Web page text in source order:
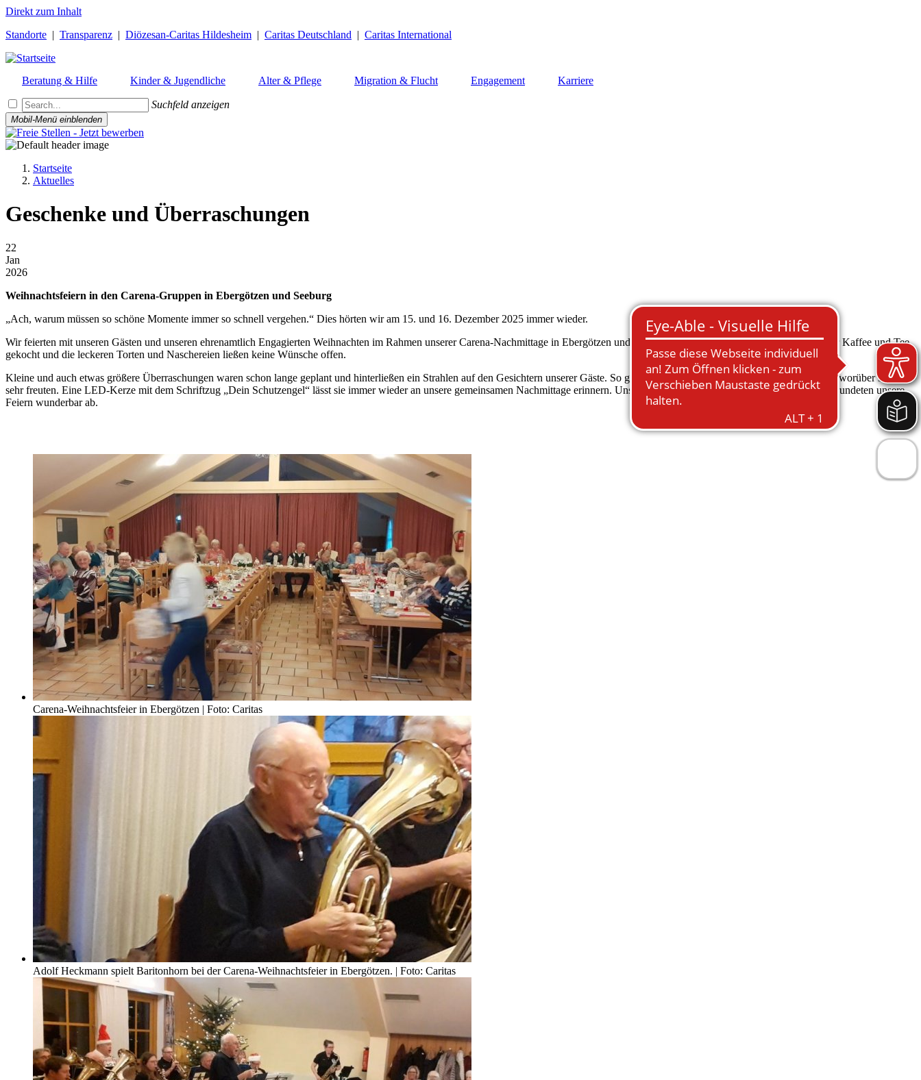
Direkt zum Inhalt
Standorte | Transparenz | Diözesan-Caritas Hildesheim | Caritas Deutschland | Caritas International
Beratung & Hilfe Kinder & Jugendliche Alter & Pflege Migration & Flucht Engagement Karriere
Suchfeld anzeigen
Mobil-Menü einblenden
Pfadnavigation
Startseite
Aktuelles
Geschenke und Überraschungen
22
Jan
2026
Weihnachtsfeiern in den Carena-Gruppen in Ebergötzen und Seeburg
„Ach, warum müssen so schöne Momente immer so schnell vergehen.“ Dies hörten wir am 15. und 16. Dezember 2025 immer wieder.
Wir feierten mit unseren Gästen und unseren ehrenamtlich Engagierten Weihnachten im Rahmen unserer Carena-Nachmittage in Ebergötzen und Seeburg. Die Tische waren festlich gedeckt, der Kaffee und Tee
gekocht und die leckeren Torten und Naschereien ließen keine Wünsche offen.
Kleine und auch etwas größere Überraschungen waren schon lange geplant und hinterließen ein Strahlen auf den Gesichtern unserer Gäste. So gab es für jeden von ihnen ein kleines Geschenk, worüber sie sich
sehr freuten. Eine LED-Kerze mit dem Schriftzug „Dein Schutzengel“ lässt sie immer wieder an unsere gemeinsamen Nachmittage erinnern. Unsere alljährliche musikalischen Unterstützungen rundeten unsere
Feiern wunderbar ab.
Carena-Weihnachtsfeier in Ebergötzen | Foto: Caritas
Adolf Heckmann spielt Baritonhorn bei der Carena-Weihnachtsfeier in Ebergötzen. | Foto: Caritas